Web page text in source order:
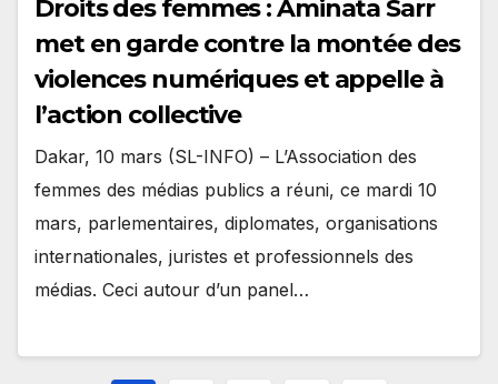
Droits des femmes : Aminata Sarr
met en garde contre la montée des
violences numériques et appelle à
l’action collective
Dakar, 10 mars (SL-INFO) – L’Association des
femmes des médias publics a réuni, ce mardi 10
mars, parlementaires, diplomates, organisations
internationales, juristes et professionnels des
médias. Ceci autour d’un panel…